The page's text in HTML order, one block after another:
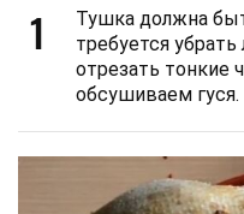
1
Тушка должна
требуется
отрезать тонкие
обсушиваем гуся.